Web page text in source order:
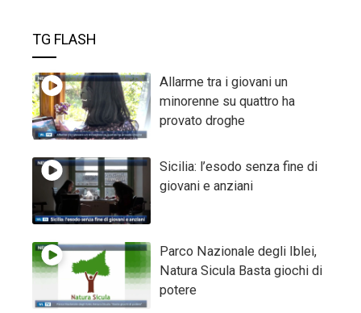
TG FLASH
Allarme tra i giovani un
minorenne su quattro ha
provato droghe
Sicilia: l’esodo senza fine di
giovani e anziani
Parco Nazionale degli Iblei,
Natura Sicula Basta giochi di
potere